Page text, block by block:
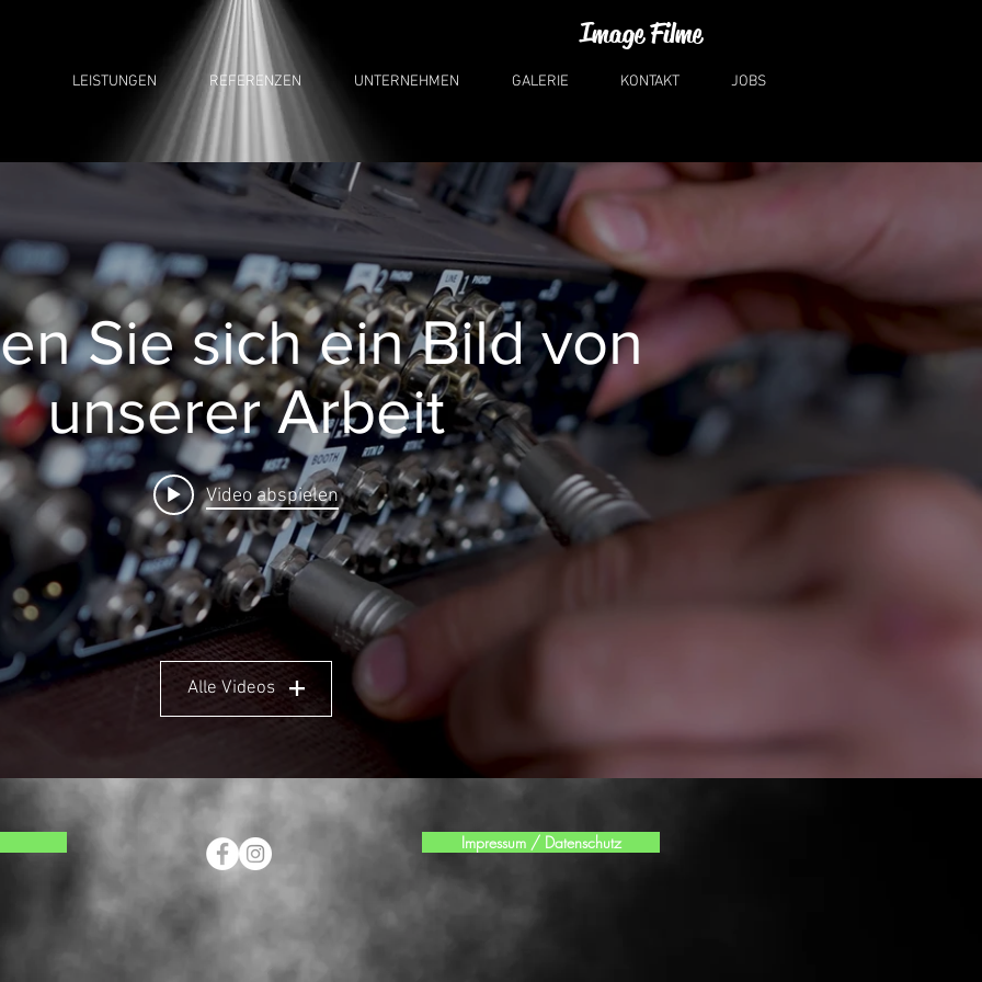
Image Filme
LEISTUNGEN REFERENZEN UNTERNEHMEN GALERIE KONTAKT JOBS
Sie sich ein Bild von
unserer Arbeit
Video abspielen
Alle Videos
Impressum / Datenschutz